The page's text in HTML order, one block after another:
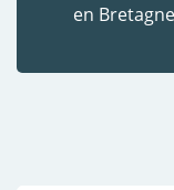
en Bretagne